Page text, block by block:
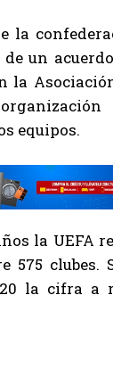
la
de un
la
equipos.
la UEFA
575 clubes.
la cifra a